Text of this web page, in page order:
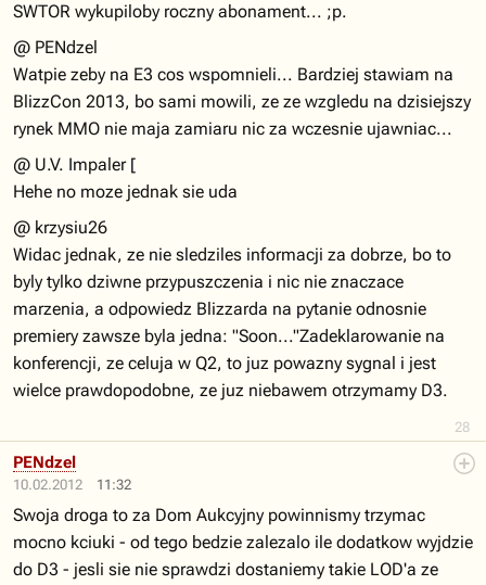
28
SWTOR wykupiloby roczny abonament... ;p.
@ PENdzel
Watpie zeby na E3 cos wspomnieli... Bardziej stawiam na
BlizzCon 2013, bo sami mowili, ze ze wzgledu na dzisiejszy
rynek MMO nie maja zamiaru nic za wczesnie ujawniac...
@ U.V. Impaler [
Hehe no moze jednak sie uda
@ krzysiu26
Widac jednak, ze nie sledziles informacji za dobrze, bo to
byly tylko dziwne przypuszczenia i nic nie znaczace
marzenia, a odpowiedz Blizzarda na pytanie odnosnie
premiery zawsze byla jedna: "Soon..."Zadeklarowanie na
konferencji, ze celuja w Q2, to juz powazny sygnal i jest
wielce prawdopodobne, ze juz niebawem otrzymamy D3.
10.02.2012 11:32
PENdzel
Swoja droga to za Dom Aukcyjny powinnismy trzymac
mocno kciuki - od tego bedzie zalezalo ile dodatkow wyjdzie
do D3 - jesli sie nie sprawdzi dostaniemy takie LOD'a ze